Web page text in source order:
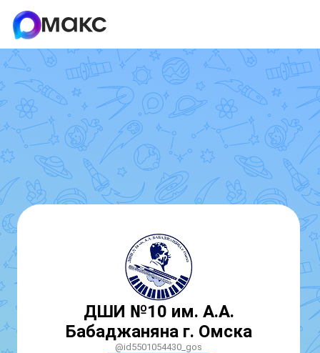
ДШИ №10 им. А.А.
Бабаджаняна г. Омска
@id5501054430_gos